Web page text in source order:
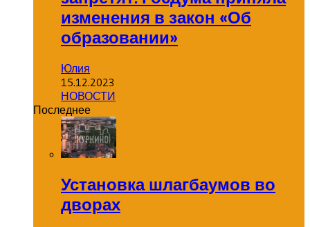
изменения в закон «Об
образовании»
Юлия
15.12.2023
НОВОСТИ
Последнее
Установка шлагбаумов во
дворах